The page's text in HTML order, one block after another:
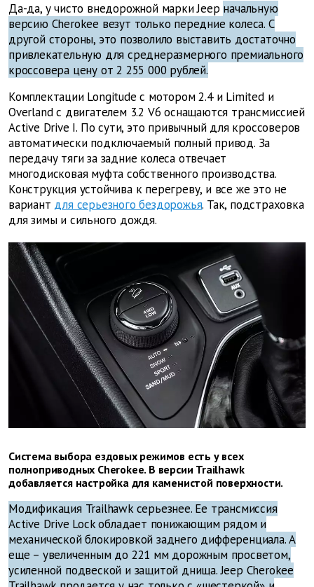
Да-да, у чисто внедорожной марки Jeep начальную
версию Cherokee везут только передние колеса. С
другой стороны, это позволило выставить достаточно
привлекательную для среднеразмерного премиального
кроссовера цену от 2 255 000 рублей.
Комплектации Longitude с мотором 2.4 и Limited и
Overland с двигателем 3.2 V6 оснащаются трансмиссией
Active Drive I. По сути, это привычный для кроссоверов
автоматически подключаемый полный привод. За
передачу тяги за задние колеса отвечает
многодисковая муфта собственного производства.
Конструкция устойчива к перегреву, и все же это не
вариант для серьезного бездорожья. Так, подстраховка
для зимы и сильного дождя.
Система выбора ездовых режимов есть у всех
полноприводных Cherokee. В версии Trailhawk
добавляется настройка для каменистой поверхности.
Модификация Trailhawk серьезнее. Ее трансмиссия
Active Drive Lock обладает понижающим рядом и
механической блокировкой заднего дифференциала. А
еще – увеличенным до 221 мм дорожным просветом,
усиленной подвеской и защитой днища. Jeep Cherokee